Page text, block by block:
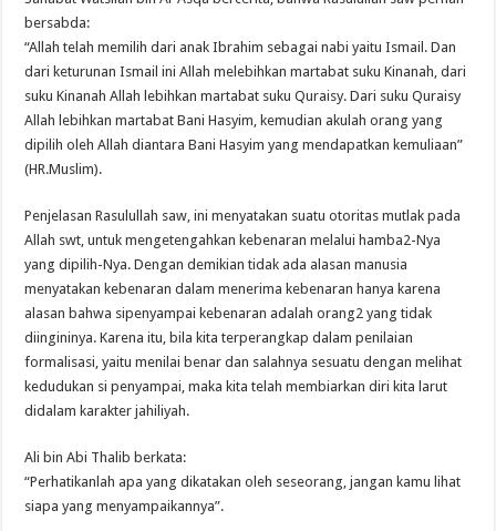
bersabda:
“Allah telah memilih dari anak Ibrahim sebagai nabi yaitu Ismail. Dan
dari keturunan Ismail ini Allah melebihkan martabat suku Kinanah, dari
suku Kinanah Allah lebihkan martabat suku Quraisy. Dari suku Quraisy
Allah lebihkan martabat Bani Hasyim, kemudian akulah orang yang
dipilih oleh Allah diantara Bani Hasyim yang mendapatkan kemuliaan”
(HR.Muslim).
Penjelasan Rasulullah saw, ini menyatakan suatu otoritas mutlak pada
Allah swt, untuk mengetengahkan kebenaran melalui hamba2-Nya
yang dipilih-Nya. Dengan demikian tidak ada alasan manusia
menyatakan kebenaran dalam menerima kebenaran hanya karena
alasan bahwa sipenyampai kebenaran adalah orang2 yang tidak
diingininya. Karena itu, bila kita terperangkap dalam penilaian
formalisasi, yaitu menilai benar dan salahnya sesuatu dengan melihat
kedudukan si penyampai, maka kita telah membiarkan diri kita larut
didalam karakter jahiliyah.
Ali bin Abi Thalib berkata:
“Perhatikanlah apa yang dikatakan oleh seseorang, jangan kamu lihat
siapa yang menyampaikannya”.